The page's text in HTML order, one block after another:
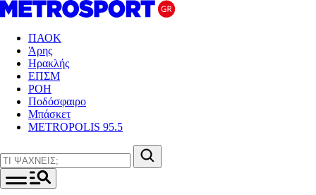
ΠΑΟΚ
Άρης
Ηρακλής
ΕΠΣΜ
ΡΟΗ
Ποδόσφαιρο
Μπάσκετ
METROPOLIS 95.5